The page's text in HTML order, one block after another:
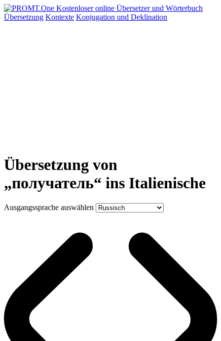
Übersetzung Kontexte Konjugation und Deklination
Übersetzung von
„получатель“ ins Italienische
Ausgangssprache auswählen